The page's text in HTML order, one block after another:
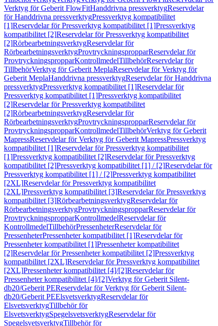
Verktyg för Geberit FlowFitHanddrivna pressverktygReservdelar
för Handdrivna pressverktygPressverktyg kompatibilitet
[1]Reservdelar för Pressverktyg kompatibilitet [1]Pressverktyg
kompatibilitet [2]Reservdelar för Pressverktyg kompatibilitet
[2]RörbearbetningsverktygReservdelar för
RörbearbetningsverktygProvtryckningspropparReservdelar för
ProvtryckningspropparKontrollmedelTillbehörReservdelar för
TillbehörVerktyg för Geberit MeplaReservdelar för Verktyg för
Geberit MeplaHanddrivna pressverktygReservdelar för Handdrivna
pressverktygPressverktyg kompatibilitet [1]Reservdelar för
Pressverktyg kompatibilitet [1]Pressverktyg kompatibilitet
[2]Reservdelar för Pressverktyg kompatibilitet
[2]RörbearbetningsverktygReservdelar för
RörbearbetningsverktygProvtryckningspropparReservdelar för
ProvtryckningspropparKontrollmedelTillbehörVerktyg för Geberit
MapressReservdelar för Verktyg för Geberit MapressPressverktyg
kompatibilitet [1]Reservdelar för Pressverktyg kompatibilitet
[1]Pressverktyg kompatibilitet [2]Reservdelar för Pressverktyg
kompatibilitet [2]Pressverktyg kompatibilitet [1] / [2]Reservdelar för
Pressverktyg kompatibilitet [1] / [2]Pressverktyg kompatibilitet
[2XL]Reservdelar för Pressverktyg kompatibilitet
[2XL]Pressverktyg kompatibilitet [3]Reservdelar för Pressverktyg
kompatibilitet [3]RörbearbetningsverktygReservdelar för
RörbearbetningsverktygProvtryckningspropparReservdelar för
ProvtryckningspropparKontrollmedelReservdelar för
KontrollmedelTillbehörPressenheterReservdelar för
PressenheterPressenheter kompatibilitet [1]Reservdelar för
Pressenheter kompatibilitet [1]Pressenheter kompatibilitet
[2]Reservdelar för Pressenheter kompatibilitet [2]Pressverktyg
kompatibilitet [2XL]Reservdelar för Pressverktyg kompatibilitet
[2XL]Pressenheter kompatibilitet [4]/[2]Reservdelar för
Pressenheter kompatibilitet [4]/[2]Verktyg för Geberit Silent-
db20/Geberit PEReservdelar för Verktyg för Geberit Silent-
db20/Geberit PEElsvetsverktygReservdelar för
ElsvetsverktygTillbehör för
ElsvetsverktygSpegelsvetsverktygReservdelar för
SpegelsvetsverktygTillbehör för